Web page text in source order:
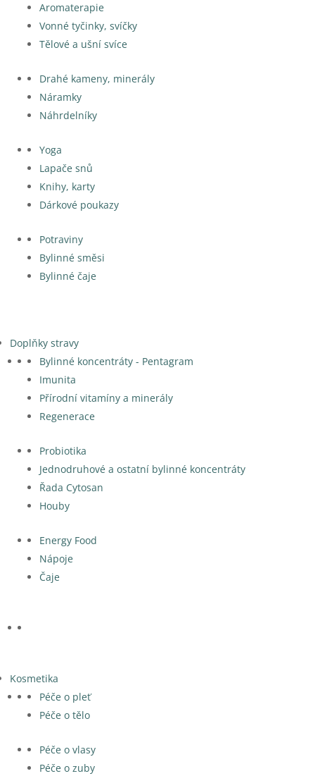
Aromaterapie
Vonné tyčinky, svíčky
Tělové a ušní svíce
Drahé kameny, minerály
Náramky
Náhrdelníky
Yoga
Lapače snů
Knihy, karty
Dárkové poukazy
Potraviny
Bylinné směsi
Bylinné čaje
Doplňky stravy
Bylinné koncentráty - Pentagram
Imunita
Přírodní vitamíny a minerály
Regenerace
Probiotika
Jednodruhové a ostatní bylinné koncentráty
Řada Cytosan
Houby
Energy Food
Nápoje
Čaje
Kosmetika
Péče o pleť
Péče o tělo
Péče o vlasy
Péče o zuby